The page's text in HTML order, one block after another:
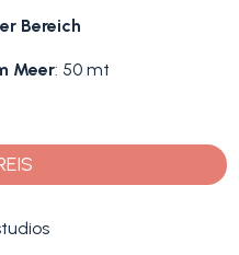
Bereich
Meer: 50 mt